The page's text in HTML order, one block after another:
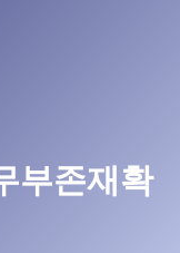
부존재확